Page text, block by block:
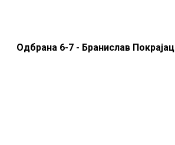
Одбрана 6-7 - Бранислав Покрајац